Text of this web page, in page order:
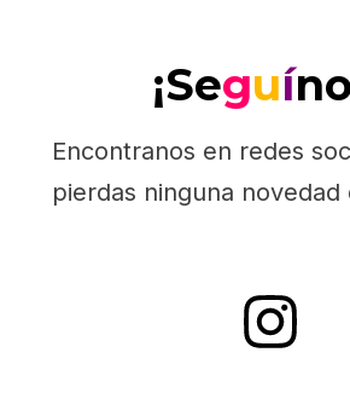
¡Seguí
Encontranos en redes
pierdas ninguna novedad